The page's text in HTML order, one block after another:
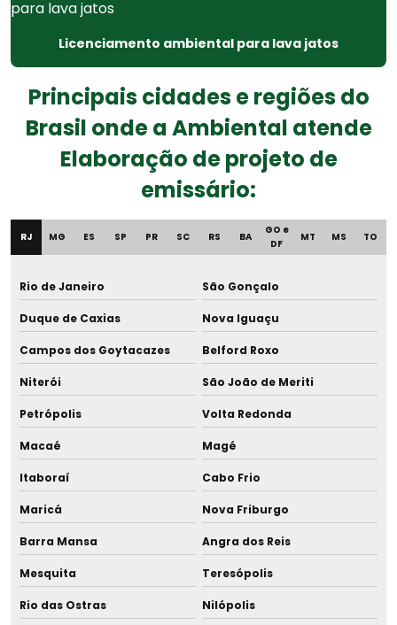
Empresa de projeto para reúso de efluente tratado
Empresas de consultoria ambiental
Empresas de consultoria meio ambiente
Empresas de gestão ambiental
Gerenciamento de resíduos empresas
Gerenciamento de resíduos industriais
Gerenciamento de resíduos orgânicos
Gerenciamento de resíduos químicos
Gerenciamento de resíduos sólidos
Gerenciamento de resíduos sólidos de grandes geradores
Gerenciamento de resíduos sólidos e líquidos
Licenciamento ambiental para lava jatos
Principais cidades e regiões do
Brasil onde a Ambiental atende
Elaboração de projeto de
emissário:
RJ MG ES SP PR SC RS BA
GO e
DF
MT MS TO
Rio de Janeiro São Gonçalo
Duque de Caxias Nova Iguaçu
Campos dos Goytacazes Belford Roxo
Niterói São João de Meriti
Petrópolis Volta Redonda
Macaé Magé
Itaboraí Cabo Frio
Maricá Nova Friburgo
Barra Mansa Angra dos Reis
Mesquita Teresópolis
Rio das Ostras Nilópolis